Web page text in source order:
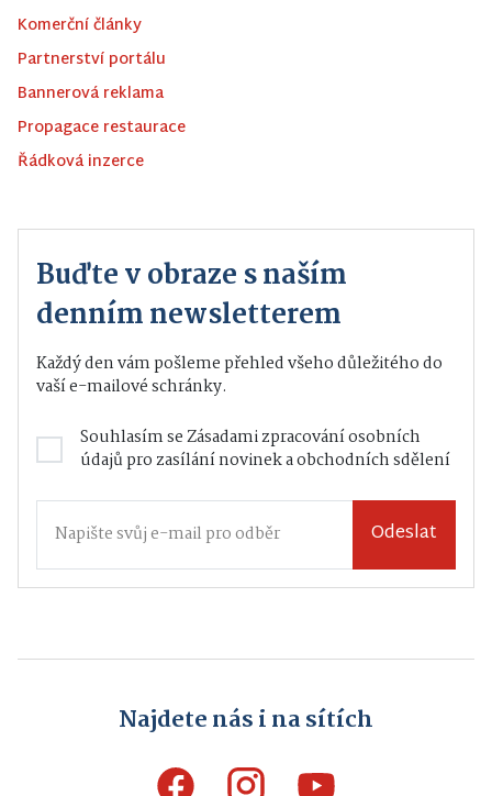
Komerční články
Partnerství portálu
Bannerová reklama
Propagace restaurace
Řádková inzerce
Buďte v obraze s naším
denním newsletterem
Každý den vám pošleme přehled všeho důležitého do
vaší e-mailové schránky.
Souhlasím seZásadami zpracování osobních
údajůpro zasílání novinek a obchodních sdělení
Odeslat
Najdete nás i na sítích